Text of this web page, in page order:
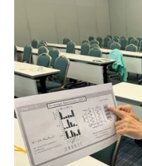
承擔。 北埔黃金水鄉的
農業永續與觀光，許多
牌農村。稻田是引大坪
有洗衫亭，讓居民洗菜
施，例如淨化水源的生態
南埔社區發展協會產業
村重要且賴以為生的資產
旅遊，介紹農村文化，